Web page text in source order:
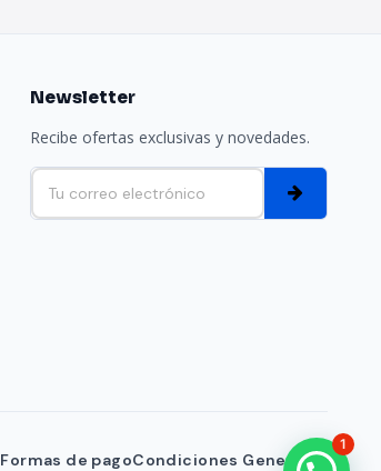
Newsletter
Recibe ofertas exclusivas y novedades.
Formas de pagoCondiciones Generales
1